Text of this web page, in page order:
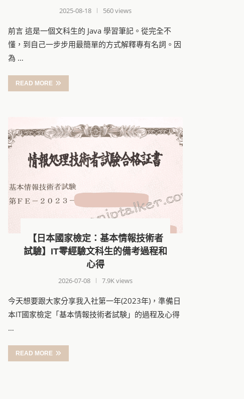
2025-08-18 560 views
前言 這是一個文科生的 Java 學習筆記。從完全不
懂，到自己一步步用最簡單的方式解釋專有名詞。因
為 …
READ MORE
【日本國家檢定：基本情報技術者
試驗】IT零經驗文科生的備考過程和
心得
2026-07-08 7.9K views
今天想要跟大家分享我入社第一年(2023年)，準備日
本IT國家檢定「基本情報技術者試験」的過程及心得
…
READ MORE